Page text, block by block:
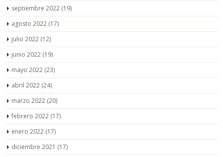
septiembre 2022 (19)
agosto 2022 (17)
julio 2022 (12)
junio 2022 (19)
mayo 2022 (23)
abril 2022 (24)
marzo 2022 (20)
febrero 2022 (17)
enero 2022 (17)
diciembre 2021 (17)